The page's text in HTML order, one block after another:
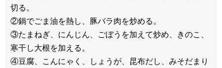
切る。
②鍋でごま油を熱し、豚バラ肉を炒める。
③たまねぎ、にんじん、ごぼうを加えて炒め、きのこ、
寒干し大根を加える。
④豆腐、こんにゃく、しょうが、昆布だし、みそだまり